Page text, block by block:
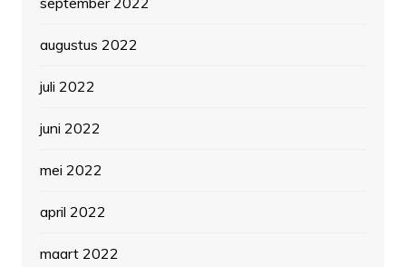
augustus 2022
juli 2022
juni 2022
mei 2022
april 2022
maart 2022